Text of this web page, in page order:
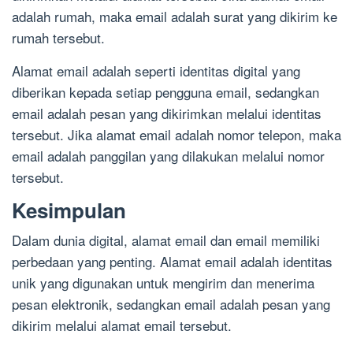
adalah rumah, maka email adalah surat yang dikirim ke
rumah tersebut.
Alamat email adalah seperti identitas digital yang
diberikan kepada setiap pengguna email, sedangkan
email adalah pesan yang dikirimkan melalui identitas
tersebut. Jika alamat email adalah nomor telepon, maka
email adalah panggilan yang dilakukan melalui nomor
tersebut.
Kesimpulan
Dalam dunia digital, alamat email dan email memiliki
perbedaan yang penting. Alamat email adalah identitas
unik yang digunakan untuk mengirim dan menerima
pesan elektronik, sedangkan email adalah pesan yang
dikirim melalui alamat email tersebut.